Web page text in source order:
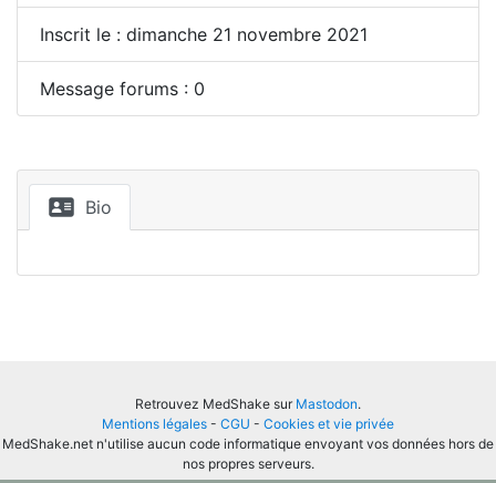
Inscrit le : dimanche 21 novembre 2021
Message forums : 0
Bio
Retrouvez MedShake sur Mastodon.
Mentions légales - CGU - Cookies et vie privée
MedShake.net n'utilise aucun code informatique envoyant vos données hors de
nos propres serveurs.